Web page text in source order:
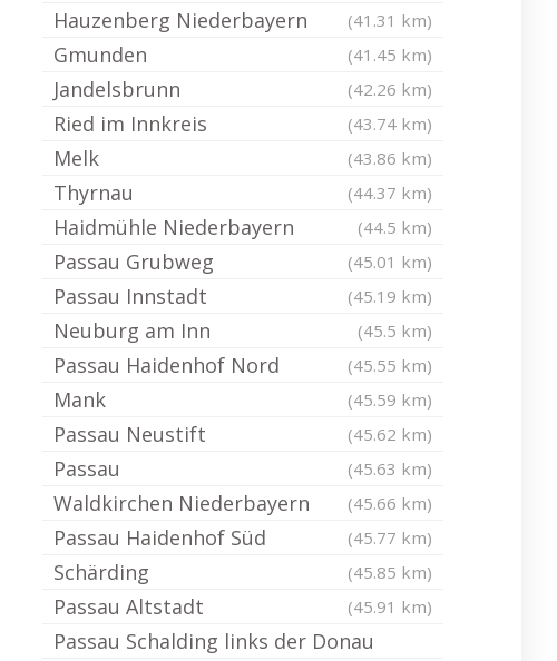
Hauzenberg Niederbayern (41.31 km)
Gmunden (41.45 km)
Jandelsbrunn (42.26 km)
Ried im Innkreis (43.74 km)
Melk (43.86 km)
Thyrnau (44.37 km)
Haidmühle Niederbayern (44.5 km)
Passau Grubweg (45.01 km)
Passau Innstadt (45.19 km)
Neuburg am Inn (45.5 km)
Passau Haidenhof Nord (45.55 km)
Mank (45.59 km)
Passau Neustift (45.62 km)
Passau (45.63 km)
Waldkirchen Niederbayern (45.66 km)
Passau Haidenhof Süd (45.77 km)
Schärding (45.85 km)
Passau Altstadt (45.91 km)
Passau Schalding links der Donau